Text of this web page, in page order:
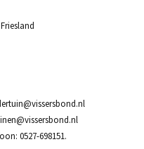
0527-698151.